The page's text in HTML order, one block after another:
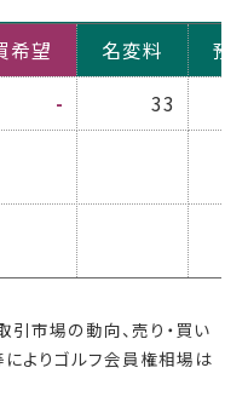
希望 名変料 預
- 33
市場の動向、売り・買い
よりゴルフ会員権相場は